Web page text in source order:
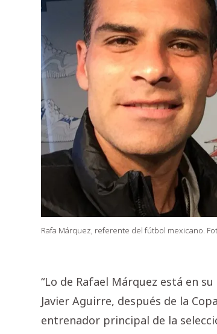
Rafa Márquez, referente del fútbol mexicano.
“Lo de Rafael Márquez está en
Javier Aguirre, después de la
entrenador principal de la